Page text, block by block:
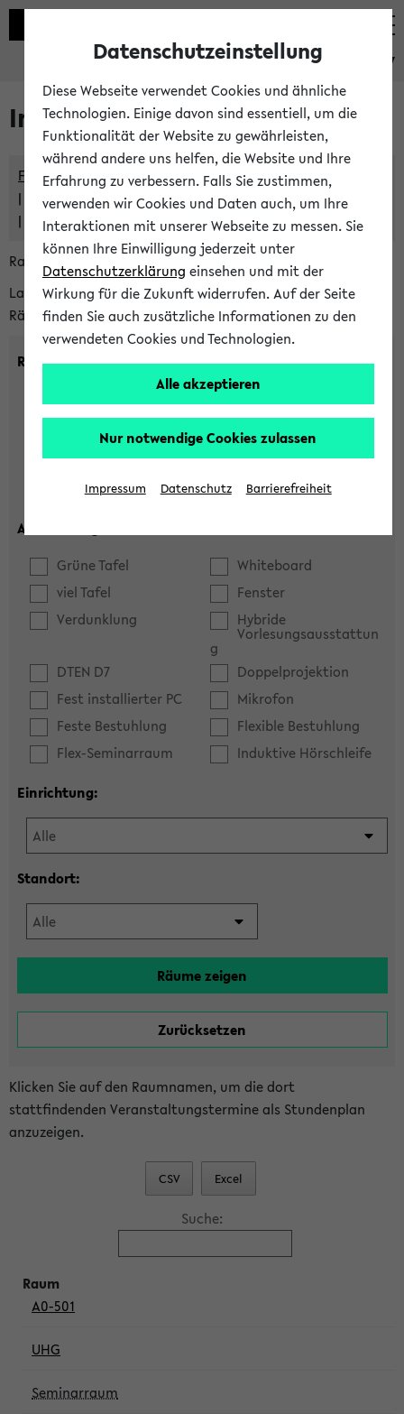
eKVV
Im eKVV verwaltete Räume
Freie Räume und Veranstaltungsüberschneidungen
Raumüberschneidungen
Hinweise der zentralen Raumvergabe
Raumanfragen:
raumvergabe@uni-bielefeld.de
Lassen Sie sich alle Räume anzeigen oder suchen Sie nach
Räumen mit bestimmten Eigenschaften:
Raumkriterien:
max. Plätze:
Ausstattung:
Grüne Tafel
Whiteboard
viel Tafel
Fenster
Verdunklung
Hybride
Vorlesungsausstattun
g
DTEN D7
Doppelprojektion
Fest installierter PC
Mikrofon
Feste Bestuhlung
Flexible Bestuhlung
Flex-Seminarraum
Induktive Hörschleife
Einrichtung:
Standort:
Klicken Sie auf den Raumnamen, um die dort
stattfindenden Veranstaltungstermine als Stundenplan
anzuzeigen.
CSV Excel
Suche:
A0-501
UHG
Seminarraum
Datenschutzeinstellung
Diese Webseite verwendet Cookies und ähnliche
Technologien. Einige davon sind essentiell, um die
Funktionalität der Website zu gewährleisten,
während andere uns helfen, die Website und Ihre
Erfahrung zu verbessern. Falls Sie zustimmen,
verwenden wir Cookies und Daten auch, um Ihre
Interaktionen mit unserer Webseite zu messen. Sie
können Ihre Einwilligung jederzeit unter
Datenschutzerklärung einsehen und mit der
Wirkung für die Zukunft widerrufen. Auf der Seite
finden Sie auch zusätzliche Informationen zu den
verwendeten Cookies und Technologien.
Alle akzeptieren
Nur notwendige Cookies zulassen
Impressum Datenschutz Barrierefreiheit